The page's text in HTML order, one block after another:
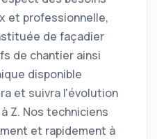
et professionnelle,
de façadier
de chantier ainsi
disponible
et suivra l'évolution
Z. Nos techniciens
et rapidement à